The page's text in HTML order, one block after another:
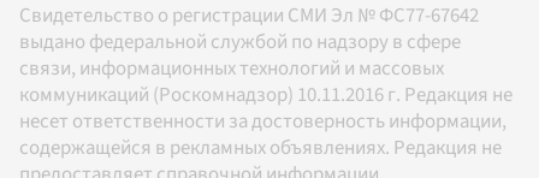
Свидетельство о регистрации СМИ Эл № ФС77-67642
выдано федеральной службой по надзору в сфере
связи, информационных технологий и массовых
коммуникаций (Роскомнадзор) 10.11.2016 г. Редакция не
несет ответственности за достоверность информации,
содержащейся в рекламных объявлениях. Редакция не